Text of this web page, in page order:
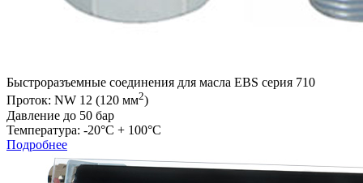
Быстроразъемные соединения для масла EBS серия 710
Проток: NW 12 (120 мм2)
Давление до 50 бар
Температура: -20°C + 100°C
Подробнее